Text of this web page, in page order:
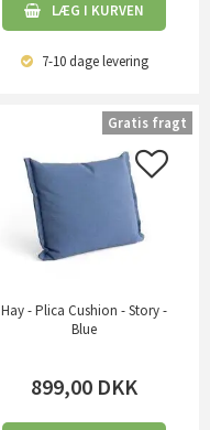
LÆG I KURVEN
7-10 dagelevering
Hay - Plica Cushion - Story -
Blue
899,00 DKK
Gratis fragt